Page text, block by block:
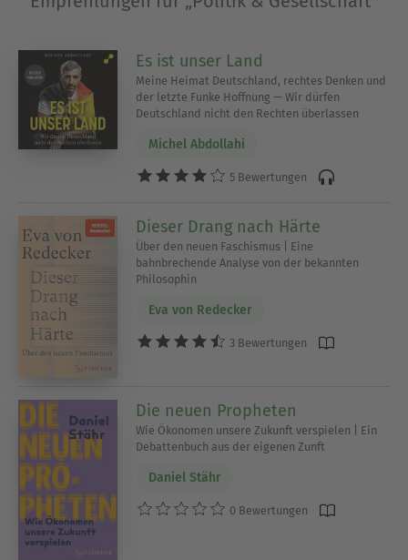
Es ist unser Land
Meine Heimat Deutschland, rechtes Denken und
der letzte Funke Hoffnung — Wir dürfen
Deutschland nicht den Rechten überlassen
Michel Abdollahi
5 Bewertungen
Dieser Drang nach Härte
Über den neuen Faschismus | Eine
bahnbrechende Analyse von der bekannten
Philosophin
Eva von Redecker
3 Bewertungen
Die neuen Propheten
Wie Ökonomen unsere Zukunft verspielen | Ein
Debattenbuch aus der eigenen Zunft
Daniel Stähr
0 Bewertungen